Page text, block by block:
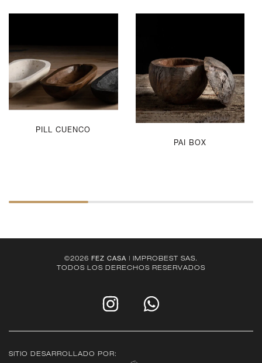
PILL CUENCO
PAI BOX
©2026 FEZ CASA | IMPROBEST SAS.
TODOS LOS DERECHOS RESERVADOS
SITIO DESARROLLADO POR: